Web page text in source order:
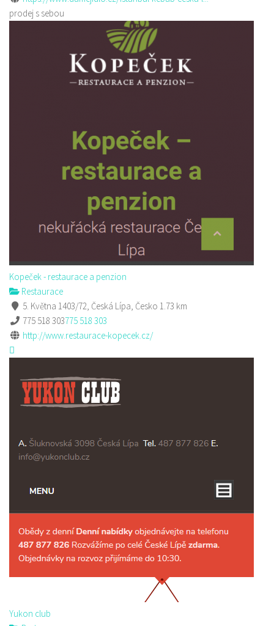
prodej s sebou
Kopeček - restaurace a penzion
Restaurace
5. Května 1403/72, Česká Lípa, Česko 1.73 km
775 518 303775 518 303
http://www.restaurace-kopecek.cz/
Yukon club